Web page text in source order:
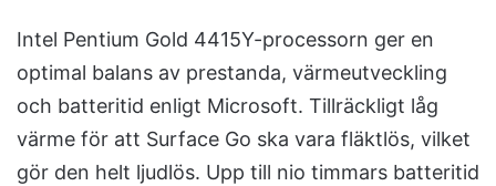
Intel Pentium Gold 4415Y-processorn ger en
optimal balans av prestanda, värmeutveckling
och batteritid enligt Microsoft. Tillräckligt låg
värme för att Surface Go ska vara fläktlös, vilket
gör den helt ljudlös. Upp till nio timmars batteritid